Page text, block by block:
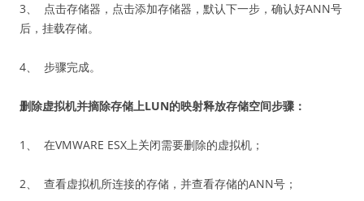
3、 点击存储器，点击添加存储器，默认下一步，确认好ANN号
后，挂载存储。
4、 步骤完成。
删除虚拟机并摘除存储上LUN的映射释放存储空间步骤：
1、 在VMWARE ESX上关闭需要删除的虚拟机；
2、 查看虚拟机所连接的存储，并查看存储的ANN号；